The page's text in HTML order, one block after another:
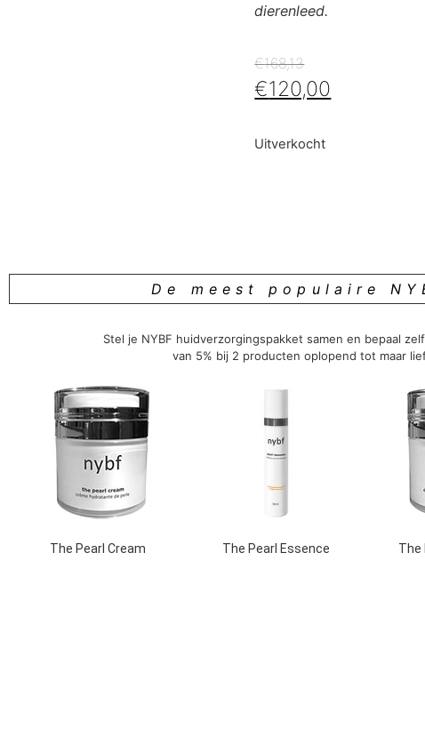
dierenleed.
€168,13
€120,00
Uitverkocht
De meest populaire
Stel je NYBF huidverzorgingspakket samen en bepaal
van 5% bij 2 producten oplopend tot maar
The Pearl Cream The Pearl Essence The